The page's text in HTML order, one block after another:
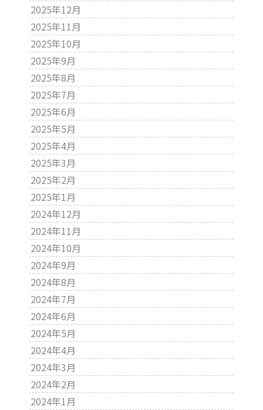
2025年12月
2025年11月
2025年10月
2025年9月
2025年8月
2025年7月
2025年6月
2025年5月
2025年4月
2025年3月
2025年2月
2025年1月
2024年12月
2024年11月
2024年10月
2024年9月
2024年8月
2024年7月
2024年6月
2024年5月
2024年4月
2024年3月
2024年2月
2024年1月